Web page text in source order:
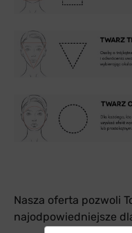
Nasza oferta pozwoli
najodpowiedniejsze